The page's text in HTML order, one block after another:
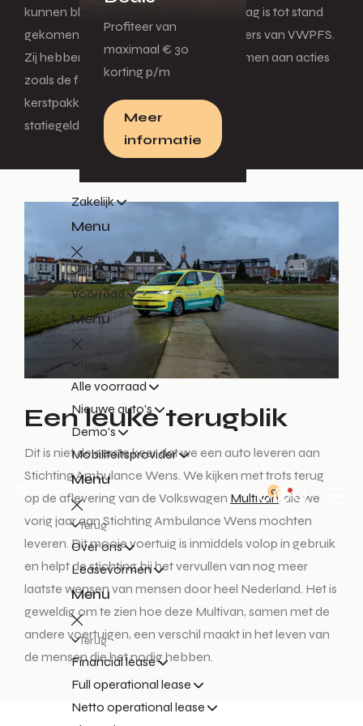
Profiteer van
maximaal € 30
korting p/m
Meer
informatie
Zakelijk
Menu
Terug
Voorraad
Menu
Terug
Alle voorraad
Nieuwe auto's
Demo's
Mobiliteitsprovider
Menu
Terug
Over ons
Leasevormen
Menu
Terug
Financial lease
Full operational lease
Netto operational lease
0
kunnen blijven doen. Dit prachtige bedrag is tot stand
gekomen met dank aan alle medewerkers van VWPFS.
Zij hebben bijgedragen door deel te nemen aan acties
zoals de familiedag, PlayStation-actie,
kerstpakkettenactie, het inzamelen van
statiegeldflessen en nog veel meer.
Een leuke terugblik
Dit is niet de eerste keer dat we een auto leveren aan
Stichting Ambulance Wens. We kijken met trots terug
op de aflevering van de Volkswagen Multivan, die we
vorig jaar aan Stichting Ambulance Wens mochten
leveren. Dit mooie voertuig is inmiddels volop in gebruik
en helpt de stichting bij het vervullen van nog meer
laatste wensen van mensen door heel Nederland. Het is
geweldig om te zien hoe deze Multivan, samen met de
andere voertuigen, een verschil maakt in het leven van
de mensen die het nodig hebben.